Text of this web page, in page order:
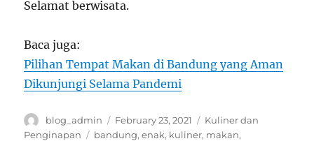
Selamat berwisata.
Baca juga:
Pilihan Tempat Makan di Bandung yang Aman
Dikunjungi Selama Pandemi
Author
blog_admin
Posted
on
February 23, 2021 Categories
Kuliner dan
Penginapan
Tags
bandung,enak, kuliner, makan,